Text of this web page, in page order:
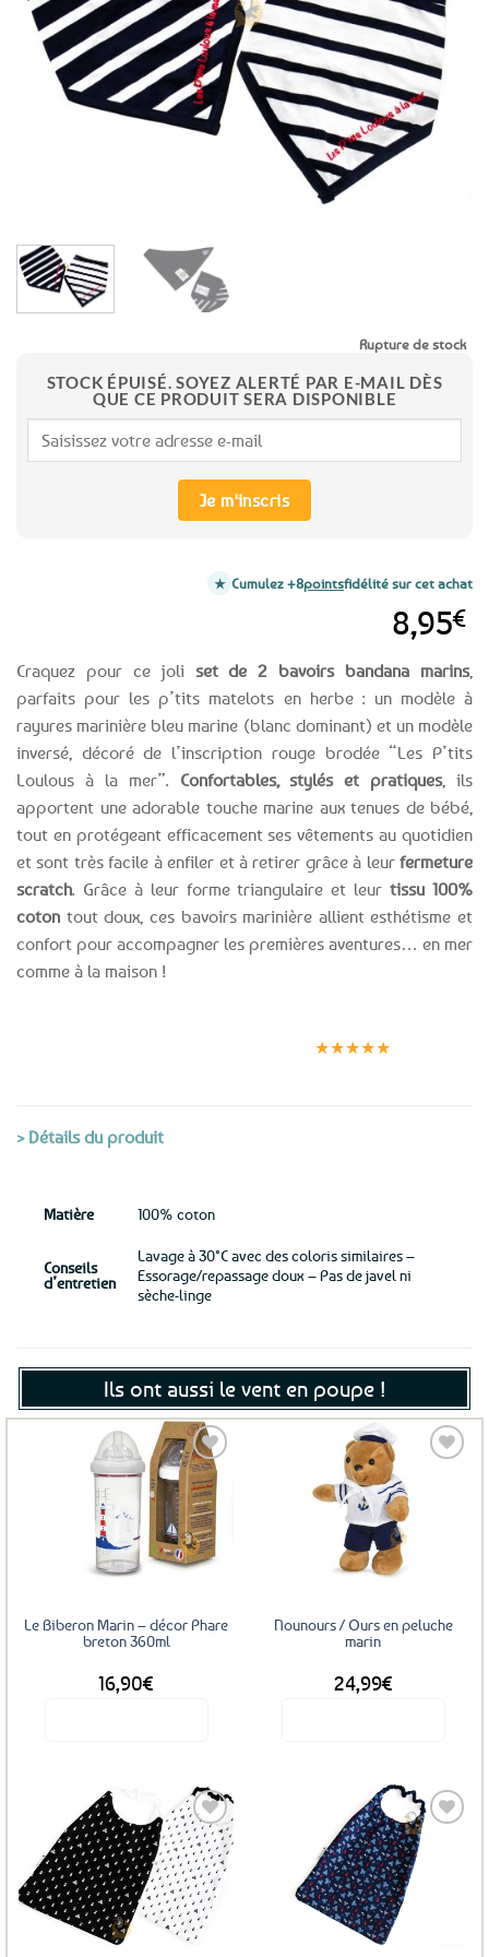
aux
favoris
Craquez pour ce joli set de 2 bavoirs bandana marins,
parfaits pour les p’tits matelots en herbe : un modèle à
rayures marinière bleu marine (blanc dominant) et un modèle
inversé, décoré de l’inscription rouge brodée “Les P’tits
Loulous à la mer”. Confortables, stylés et pratiques, ils
apportent une adorable touche marine aux tenues de bébé,
tout en protégeant efficacement ses vêtements au quotidien
et sont très facile à enfiler et à retirer grâce à leurfermeture
scratch. Grâce à leur forme triangulaire et leurtissu 100%
coton tout doux, ces bavoirs marinière allient esthétisme et
confort pour accompagner les premières aventures… en mer
comme à la maison !
8,95€
Rupture de stock
STOCK ÉPUISÉ. SOYEZ ALERTÉ PAR E-MAIL DÈS
QUE CE PRODUIT SERA DISPONIBLE
Je m'inscris
Cumulez +8pointsfidélité sur cet achat
★★★★★
> Détails du produit
Matière 100% coton
Conseils
d’entretien
Lavage à 30°C avec des coloris similaires –
Essorage/repassage doux – Pas de javel ni
sèche-linge
Ils ont aussi le vent en poupe !
Ajouter
aux
favoris
Le Biberon Marin – décor Phare
breton 360ml
16,90€
Nounours / Ours en peluche
marin
24,99€
Ajouter
aux
favoris